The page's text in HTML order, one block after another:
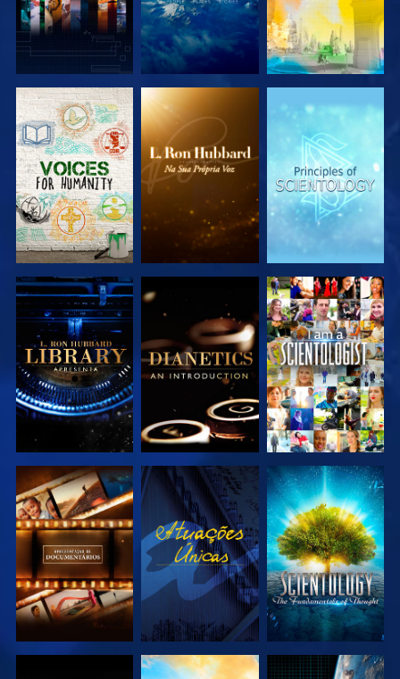
EXPLORAR A
SÉRIE
EXPLORAR A
SÉRIE
EXPLORAR A
SÉRIE
EXPLORAR A
SÉRIE
EXPLORAR A
SÉRIE
VER
EXPLORAR A
SÉRIE
VER
EXPLORAR A
SÉRIE